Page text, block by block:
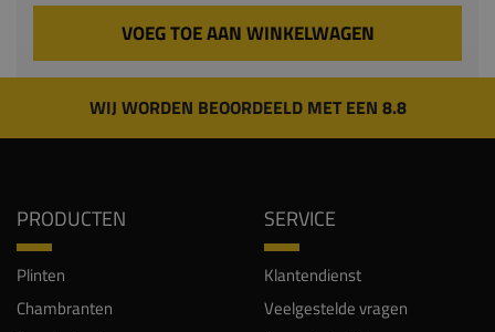
VOEG TOE AAN WINKELWAGEN
WIJ WORDEN BEOORDEELD MET EEN 8.8
PRODUCTEN
Plinten
Chambranten
SERVICE
Klantendienst
Veelgestelde vragen